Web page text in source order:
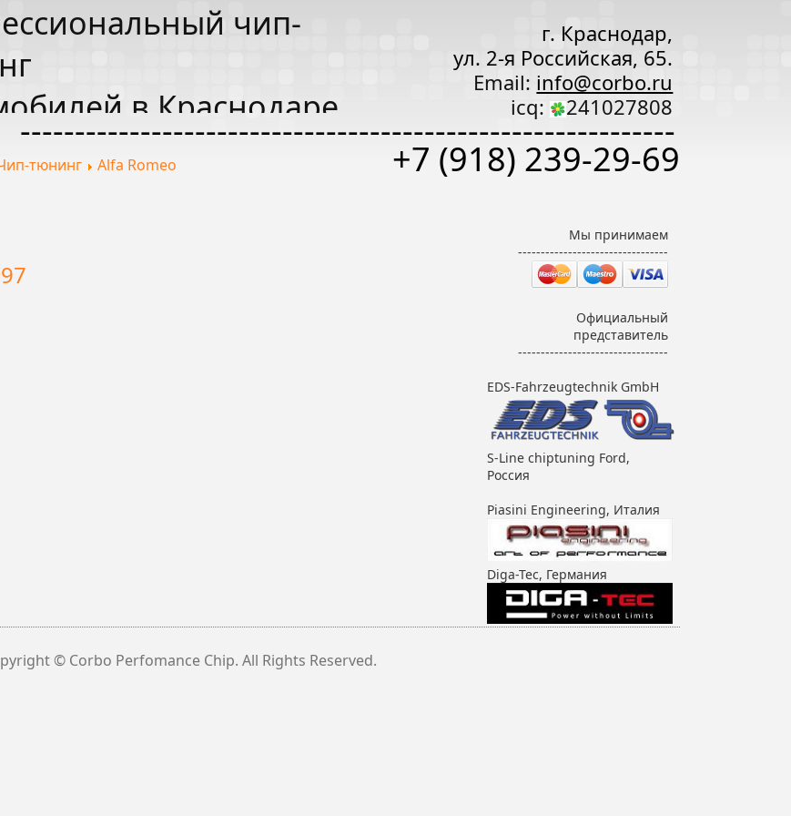
------------------------------------------------------------
чип-
в Краснодаре
г. Краснодар,
ул. 2-я Российская, 65.
Email: info@corbo.ru
icq:
241027808
+7 (918) 239-29-69
тюнинг Alfa Romeo
Мы принимаем
---------------------------------
Официальный
представитель
---------------------------------
EDS-Fahrzeugtechnik GmbH
S-Line chiptuning Ford,
Россия
Piasini Engineering, Италия
Diga-Tec, Германия
© Corbo Perfomance Chip. All Rights Reserved.